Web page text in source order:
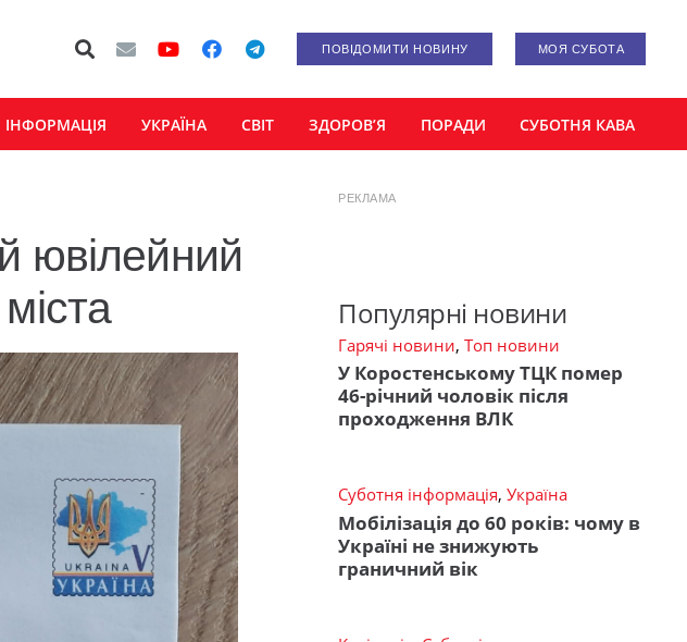
ПОВІДОМИТИ НОВИНУ МОЯ СУБОТА
ІНФОРМАЦІЯ УКРАЇНА СВІТ ЗДОРОВ’Я ПОРАДИ СУБОТНЯ КАВА
ювілейний
РЕКЛАМА
Популярні новини
Гарячі новини, Топ новини
У Коростенському ТЦК помер
46-річний чоловік після
проходження ВЛК
Суботня інформація, Україна
Мобілізація до 60 років: чому в
Україні не знижують
граничний вік